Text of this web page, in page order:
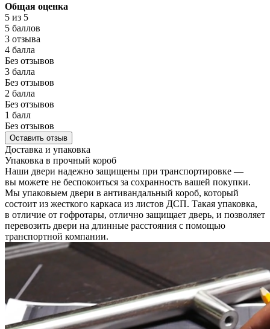
Общая оценка
5 из 5
5 баллов
3 отзыва
4 балла
Без отзывов
3 балла
Без отзывов
2 балла
Без отзывов
1 балл
Без отзывов
Оставить отзыв
Доставка и упаковка
Упаковка в прочный короб
Наши двери надежно защищены при транспортировке —
вы можете не беспокоиться за сохранность вашей покупки.
Мы упаковыем двери в антивандальный короб, который
состоит из жесткого каркаса из листов ДСП. Такая упаковка,
в отличие от гофротары, отлично защищает дверь, и позволяет
перевозить двери на длинные расстояния с помощью
транспортной компании.